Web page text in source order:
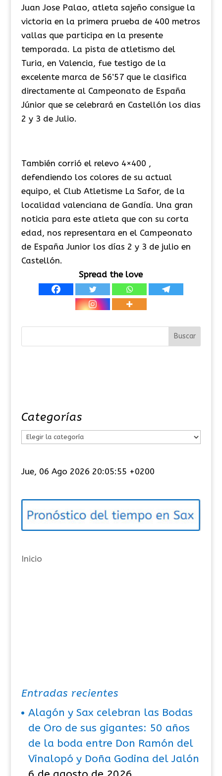
Juan Jose Palao, atleta sajeño consigue la
victoria en la primera prueba de 400 metros
vallas que participa en la presente
temporada. La pista de atletismo del
Turia, en Valencia, fue testigo de la
excelente marca de 56’57 que le clasifica
directamente al Campeonato de España
Júnior que se celebrará en Castellón los dias
2 y 3 de Julio.
También corrió el relevo 4×400 ,
defendiendo los colores de su actual
equipo, el Club Atletisme La Safor, de la
localidad valenciana de Gandía. Una gran
noticia para este atleta que con su corta
edad, nos representara en el Campeonato
de España Junior los días 2 y 3 de julio en
Castellón.
Spread the love
Categorías
e
o
í
s
Jue, 06 Ago 2026 20:05:56 +0200
Inicio
Entradas recientes
Alagón y Sax celebran las Bodas
de Oro de sus gigantes: 50 años
de la boda entre Don Ramón del
Vinalopó y Doña Godina del Jalón